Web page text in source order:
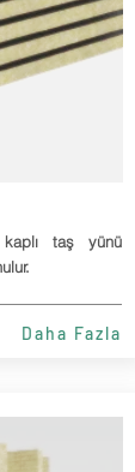
taş yünü
Daha Fazla